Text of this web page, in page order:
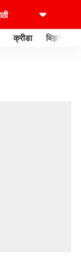
क्रीडा बिझनेस